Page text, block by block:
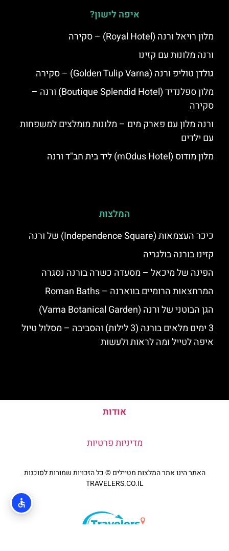
איפה לישון?
מלון רויאל ורנה (Royal Hotel) – סקירה
ורנה מלונות עם קזינו
גולדן טוליפ ורנה (Golden Tulip Varna) – סקירה
מלון ספלנדיד (Boutique Splendid Hotel) ורנה –
סקירה
ורנה מלון עם פארק מים – מלונות מומלצים למשפחות
עם ילדים
מלון מודוס (mOdus Hotel) ליד בית חב"ד ורנה
המלצות
כיכר העצמאות (Independence Square) של ורנה
קזינו בורנה בולגריה
הפינה של מיכאל – מסעדה כשרה בורנה נסגרה
המרחצאות הרומיים בווארנה – Roman Baths
הגן הבוטני של ורנה (Varna Botanical Garden)
3 ימים מלאים בורנה (3 לילות) והסביבה – מסלול טיול
איפה לטייל ומה לראות ולעשות
אודות
מדיניות פרטיות
האתר הינו אתר המלצות מטיילים © כל הזכויות שמורות לסוכנות
TRAVELERS.CO.IL